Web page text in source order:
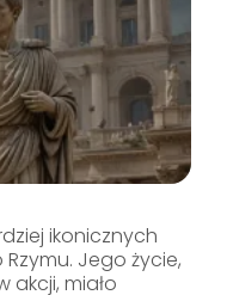
ikonicznych
Jego życie,
akcji, miało